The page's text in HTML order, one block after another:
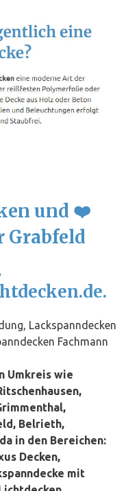
und ❤️
Grabfeld
Lackspanndecken
Fachmann
Umkreis wie
Belrieth,
in den Bereichen:
Decken,
mit